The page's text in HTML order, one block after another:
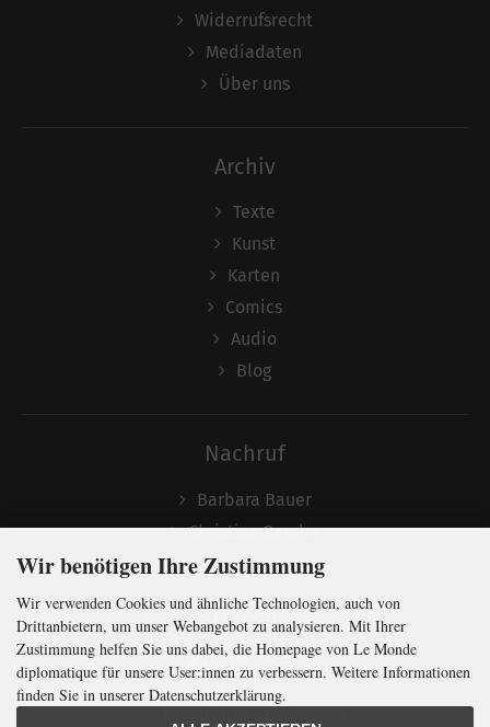
Widerrufsrecht
Mediadaten
Über uns
Archiv
Texte
Kunst
Karten
Comics
Audio
Blog
Nachruf
Barbara Bauer
Christian Semler
Folgen
Wir benötigen Ihre Zustimmung
Wir verwenden Cookies und ähnliche Technologien, auch von
Drittanbietern, um unser Webangebot zu analysieren. Mit Ihrer
Zustimmung helfen Sie uns dabei, die Homepage von Le Monde
diplomatique für unsere User:innen zu verbessern. Weitere Informationen
finden Sie in unserer Datenschutzerklärung.